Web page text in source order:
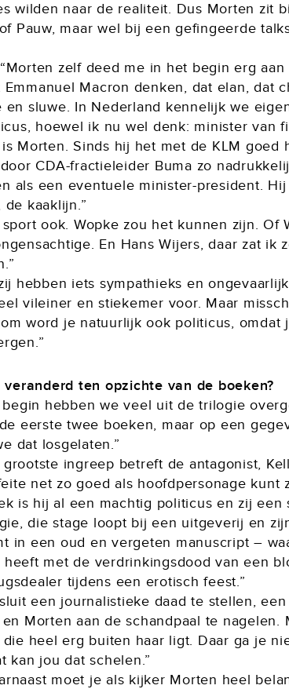
wilden naar de realiteit. Dus Morten zit
Pauw, maar wel bij een gefingeerde
zelf deed me in het begin erg aan
Emmanuel Macron denken, dat elan, dat
en sluwe. In Nederland kennelijk we
hoewel ik nu wel denk: minister van
Morten. Sinds hij het met de KLM goed
CDA-fractieleider Buma zo
als een eventuele minister-president.
de kaaklijn.”
sport ook. Wopke zou het kunnen zijn. Of
En Hans Wijers, daar zat ik
hebben iets sympathieks en
vileiner en stiekemer voor. Maar
word je natuurlijk ook politicus, omdat
veranderd ten opzichte van de boeken?
begin hebben we veel uit de trilogie
eerste twee boeken, maar op een
dat losgelaten.”
grootste ingreep betreft de antagonist,
net zo goed als hoofdpersonage kunt
is hij al een machtig politicus en zij een
die stage loopt bij een uitgeverij en
in een oud en vergeten manuscript –
heeft met de verdrinkingsdood van een
tijdens een erotisch feest.”
een journalistieke daad te stellen,
Morten aan de schandpaal te nagelen.
heel erg buiten haar ligt. Daar ga je
kan jou dat schelen.”
moet je als kijker Morten heel